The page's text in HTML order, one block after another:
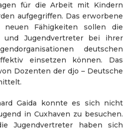
für die Arbeit mit Kindern
aufgegriffen. Das erworbene
neuen Fähigkeiten sollen die
und Jugendvertreter bei ihrer
deutschen
einsetzen können. Das
Dozenten der djo – Deutsche
Gaida konnte es sich nicht
in Cuxhaven zu besuchen.
Jugendvertreter haben sich